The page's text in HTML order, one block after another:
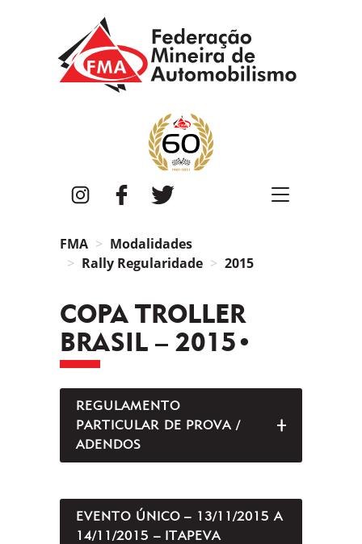
InstagramFacebook
FMA
Modalidades
Rally Regularidade
2015
COPA TROLLER
BRASIL – 2015•
REGULAMENTO
PARTICULAR DE PROVA /
ADENDOS
EVENTO ÚNICO – 13/11/2015 A
14/11/2015 – ITAPEVA